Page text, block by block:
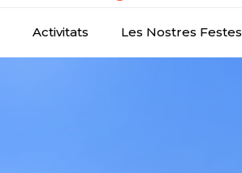
Activitats Les Nostres Festes